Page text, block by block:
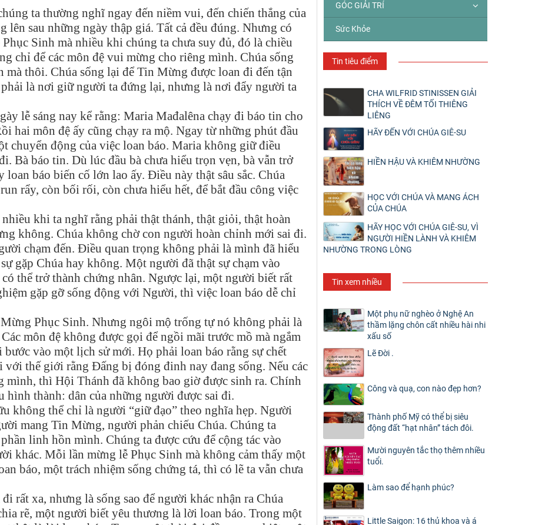
ta thường nghĩ ngay đến niềm vui, đến chiến thắng của
lên sau những ngày thập giá. Tất cả đều đúng. Nhưng có
Sinh mà nhiều khi chúng ta chưa suy đủ, đó là chiều
chỉ để các môn đệ vui mừng cho riêng mình. Chúa sống
thôi. Chúa sống lại để Tin Mừng được loan đi đến tận
là nơi giữ người ta đứng lại, nhưng là nơi đẩy người ta
lễ sáng nay kể rằng: Maria Mađalêna chạy đi báo tin cho
hai môn đệ ấy cũng chạy ra mộ. Ngay từ những phút đầu
chuyển động của việc loan báo. Maria không giữ điều
Bà báo tin. Dù lúc đầu bà chưa hiểu trọn vẹn, bà vẫn trở
báo biến cố lớn lao ấy. Điều này thật sâu sắc. Chúa
rẩy, còn bối rối, còn chưa hiểu hết, để bắt đầu công việc
khi ta nghĩ rằng phải thật thánh, thật giỏi, thật hoàn
không. Chúa không chờ con người hoàn chỉnh mới sai đi.
chạm đến. Điều quan trọng không phải là mình đã hiểu
gặp Chúa hay không. Một người đã thật sự chạm vào
thể trở thành chứng nhân. Ngược lại, một người biết rất
gặp gỡ sống động với Người, thì việc loan báo dễ chỉ
Phục Sinh. Nhưng ngôi mộ trống tự nó không phải là
môn đệ không được gọi để ngồi mãi trước mồ mà ngắm
vào một lịch sử mới. Họ phải loan báo rằng sự chết
thế giới rằng Đấng bị đóng đinh nay đang sống. Nếu các
mình, thì Hội Thánh đã không bao giờ được sinh ra. Chính
hình thành: dân của những người được sai đi.
không thể chỉ là người “giữ đạo” theo nghĩa hẹp. Người
mang Tin Mừng, người phản chiếu Chúa. Chúng ta
linh hồn mình. Chúng ta được cứu để cộng tác vào
khác. Mỗi lần mừng lễ Phục Sinh mà không cảm thấy một
báo, một trách nhiệm sống chứng tá, thì có lẽ ta vẫn chưa
rất xa, nhưng là sống sao để người khác nhận ra Chúa
rẽ, một người biết yêu thương là lời loan báo. Trong một
GÓC GIẢI TRÍ
Sức Khỏe
Tin tiêu điểm
CHA WILFRID STINISSEN GIẢI
THÍCH VỀ ĐÊM TỐI THIÊNG
LIÊNG
HÃY ĐẾN VỚI CHÚA GIÊ-SU
HIỀN HẬU VÀ KHIÊM NHƯỜNG
HỌC VỚI CHÚA VÀ MANG ÁCH
CỦA CHÚA
HÃY HỌC VỚI CHÚA GIÊ-SU, VÌ
NGƯỜI HIỀN LÀNH VÀ KHIÊM
NHƯỜNG TRONG LÒNG
Tin xem nhiều
Một phụ nữ nghèo ở Nghệ An
thầm lặng chôn cất nhiều hài nhi
xấu số
Lẽ Đời .
Công và quạ, con nào đẹp hơn?
Thành phố Mỹ có thể bị siêu
động đất “hạt nhân” tách đôi.
Mười nguyên tắc thọ thêm nhiều
tuổi.
Làm sao để hạnh phúc?
Little Saigon: 16 thủ khoa và á